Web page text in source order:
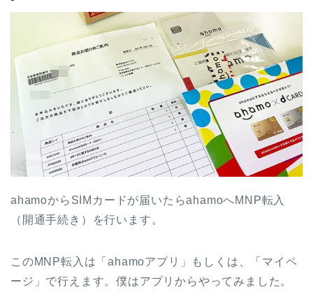
ahamoからSIMカードが届いたらahamoへMNP転入
（開通手続き）を行います。
このMNP転入は「ahamoアプリ」もしくは、「マイペ
ージ」で行えます。僕はアプリからやってみました。